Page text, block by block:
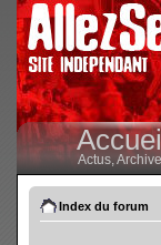
Actus,
Index du forum